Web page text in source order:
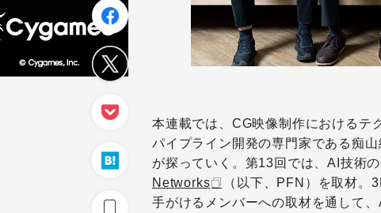
本連載では、CG映像制作におけるテ
パイプライン開発の専門家である痴山
が探っていく。第13回では、AI技術
Networks
（以下、PFN）を取材。
手がけるメンバーへの取材を通して